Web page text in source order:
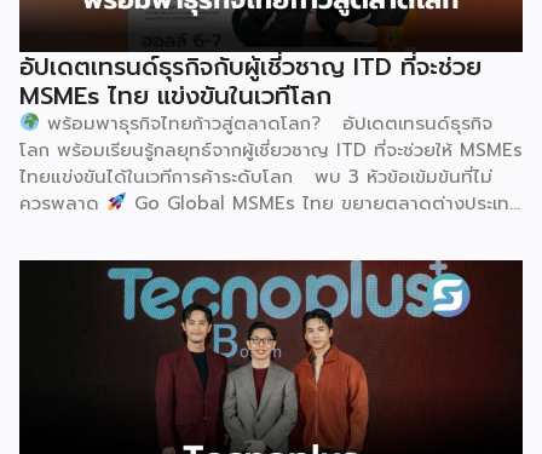
อุตสาหกรรมนมโลก อย่างเป็นทางการ ดร.ภาวิณี ชินะโชติ
ประธานบริหาร IUFoST กล่าวในพิธีเปิดว่า การมอบตำแหน่งดัง
กล่าวถือเป็นสัญญาณแห่งความสำเร็จที่สะท้อนความมุ่งมั่นทุ่มเท
ของเมืองฮูฮอตในการยกระดับอุตสาหกรรมนม พร้อมกล่าวเสริม
ว่า รางวัลอันทรงเกียรตินี้ยังมุ่งหวังให้เป็นแรงขับเคลื่อนแก่
องค์กรระดับแถวหน้าอย่าง Yili Group […]
อัปเดตเทรนด์ธุรกิจกับผู้เชี่วชาญ ITD ที่จะช่วย
MSMEs ไทย แข่งขันในเวทีโลก
พร้อมพาธุรกิจไทยก้าวสู่ตลาดโลก? อัปเดตเทรนด์ธุรกิจ
โลก พร้อมเรียนรู้กลยุทธ์จากผู้เชี่ยวชาญ ITD ที่จะช่วยให้ MSMEs
ไทยแข่งขันได้ในเวทีการค้าระดับโลก พบ 3 หัวข้อเข้มข้นที่ไม่
ควรพลาด
Go Global MSMEs ไทย ขยายตลาดต่างประเทศ
ค้าใหม่ สร้างความได้เปรียบในการแข่งขัน Cross Border E-
Commerce เปิดตลาดจีน ติดอาวุธ SMEs ไทย สู่ผู้บริโภค
ออนไลน์ ครบทั้งความรู้ เทรนด์ และโอกาสใหม่สำหรับเจ้าของ
ธุรกิจ ผู้ประกอบการ และผู้ที่กำลังวางแผนขยายตลาด
สิงหาคม 2569 | 10.00 – 12.15 น.
Franchise […]